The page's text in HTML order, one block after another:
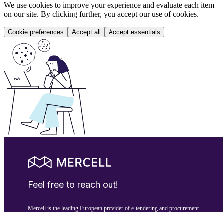
We use cookies to improve your experience and evaluate each item
on our site. By clicking further, you accept our use of cookies.
Cookie preferences Accept all Accept essentials
Feel free to reach out!
Mercell is the leading European provider of e-tendering and procurement